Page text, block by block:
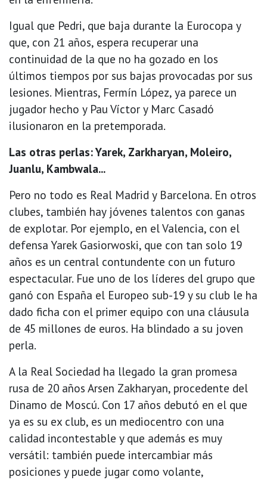
Igual que Pedri, que baja durante la Eurocopa y
que, con 21 años, espera recuperar una
continuidad de la que no ha gozado en los
últimos tiempos por sus bajas provocadas por sus
lesiones. Mientras, Fermín López, ya parece un
jugador hecho y Pau Víctor y Marc Casadó
ilusionaron en la pretemporada.
Las otras perlas: Yarek, Zarkharyan, Moleiro,
Juanlu, Kambwala...
Pero no todo es Real Madrid y Barcelona. En otros
clubes, también hay jóvenes talentos con ganas
de explotar. Por ejemplo, en el Valencia, con el
defensa Yarek Gasiorwoski, que con tan solo 19
años es un central contundente con un futuro
espectacular. Fue uno de los líderes del grupo que
ganó con España el Europeo sub-19 y su club le ha
dado ficha con el primer equipo con una cláusula
de 45 millones de euros. Ha blindado a su joven
perla.
A la Real Sociedad ha llegado la gran promesa
rusa de 20 años Arsen Zakharyan, procedente del
Dinamo de Moscú. Con 17 años debutó en el que
ya es su ex club, es un mediocentro con una
calidad incontestable y que además es muy
versátil: también puede intercambiar más
posiciones y puede jugar como volante,